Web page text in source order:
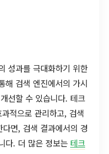
성과를 극대화하기 위한
해 검색 엔진에서의 가시
선할 수 있습니다. 테크
적으로 관리하고, 검색
면, 검색 결과에서의 경
다. 더 많은 정보는 테크